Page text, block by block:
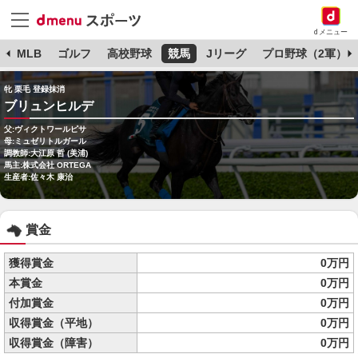
dメニュー
MLB ゴルフ 高校野球 競馬 Jリーグ プロ野球（2軍）
牝 栗毛 登録抹消
ブリュンヒルデ
父:ヴィクトワールピサ
母:ミュゼリトルガール
調教師:大江原 哲 (美浦)
馬主:株式会社 ORTEGA
生産者:佐々木 康治
賞金
獲得賞金
0万円
本賞金
0万円
付加賞金
0万円
収得賞金（平地）
0万円
収得賞金（障害）
0万円